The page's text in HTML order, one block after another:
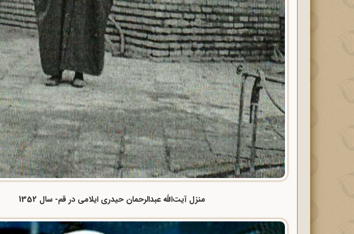
منزل آیت‌الله عبدالرحمان حیدری ایلامی در قم- سال 1352